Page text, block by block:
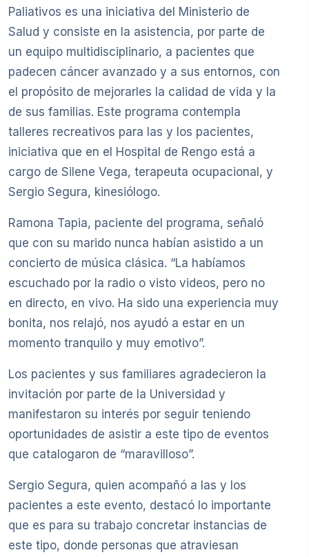
Paliativos es una iniciativa del Ministerio de
Salud y consiste en la asistencia, por parte de
un equipo multidisciplinario, a pacientes que
padecen cáncer avanzado y a sus entornos, con
el propósito de mejorarles la calidad de vida y la
de sus familias. Este programa contempla
talleres recreativos para las y los pacientes,
iniciativa que en el Hospital de Rengo está a
cargo de Silene Vega, terapeuta ocupacional, y
Sergio Segura, kinesiólogo.
Ramona Tapia, paciente del programa, señaló
que con su marido nunca habían asistido a un
concierto de música clásica. “La habíamos
escuchado por la radio o visto videos, pero no
en directo, en vivo. Ha sido una experiencia muy
bonita, nos relajó, nos ayudó a estar en un
momento tranquilo y muy emotivo”.
Los pacientes y sus familiares agradecieron la
invitación por parte de la Universidad y
manifestaron su interés por seguir teniendo
oportunidades de asistir a este tipo de eventos
que catalogaron de “maravilloso”.
Sergio Segura, quien acompañó a las y los
pacientes a este evento, destacó lo importante
que es para su trabajo concretar instancias de
este tipo, donde personas que atraviesan